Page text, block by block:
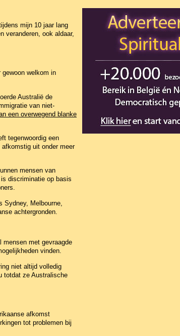
mijn 10 jaar lang
veranderen, ook aldaar,
welkom in
Australië de
van niet-
een overwegend blanke
tegenwoordig een
uit onder meer
mensen van
discriminatie op basis
Melbourne,
achtergronden.
mensen met gevraagde
vinden.
niet altijd volledig
totdat ze Australische
afkomst
tot problemen bij